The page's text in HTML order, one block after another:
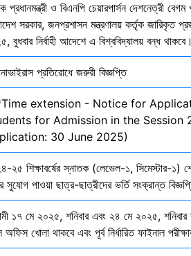
প্রধানমন্ত্রী ও বিএনপি চেয়ারপার্সন দেশনেত্রী
সরকার, জনপ্রশাসন মন্ত্রণালয় কর্তৃক জারিকৃত
বুধবার নির্বাহী আদেশে এ বিশ্ববিদ্যালয় বন্ধ থাকবে।
প্রতিরোধে জরুরী বিজ্ঞপ্তি
extension - Notice for
for Admission in the
30 June 2025)
২৫ শিক্ষাবর্ষের স্নাতক (লেভেল-১, সিমেস্টার-১)
সুযোগ পাওয়া ছাত্র-ছাত্রীদের ভর্তি সংক্রান্ত
১৭ মে ২০২৫, শনিবার এবং ২৪ মে ২০২৫, শনিবার
খোলা থাকবে এবং পূর্ব নির্ধারিত ফাইনাল